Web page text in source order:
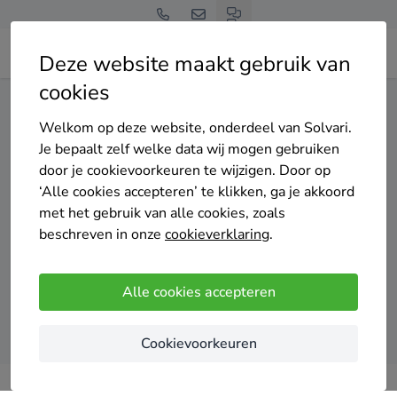
Deze website maakt gebruik van
cookies
Welkom op deze website, onderdeel van Solvari.
Je bepaalt zelf welke data wij mogen gebruiken
door je cookievoorkeuren te wijzigen. Door op
‘Alle cookies accepteren’ te klikken, ga je akkoord
met het gebruik van alle cookies, zoals
beschreven in onze cookieverklaring.
Alle cookies accepteren
Cookievoorkeuren
Home Warmtepomp
Gratis en vrijblijvend
Top 20 warmtepomp
installateurs in Wageningen
Vergelijk offertes